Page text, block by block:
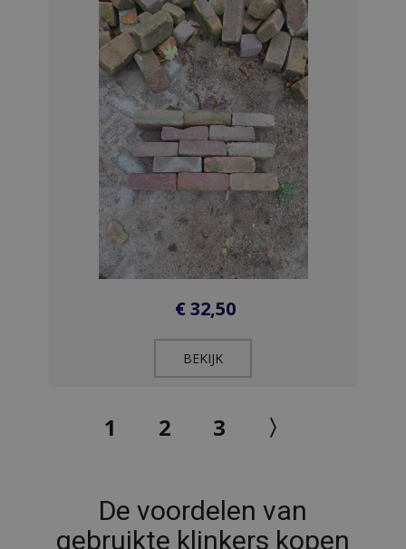
€32,50
BEKIJK​
1 2 3 〉
De voordelen van
gebruikte klinkers kopen